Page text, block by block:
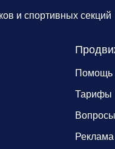
и спортивных секций
Помощь
Тарифы
Реклама